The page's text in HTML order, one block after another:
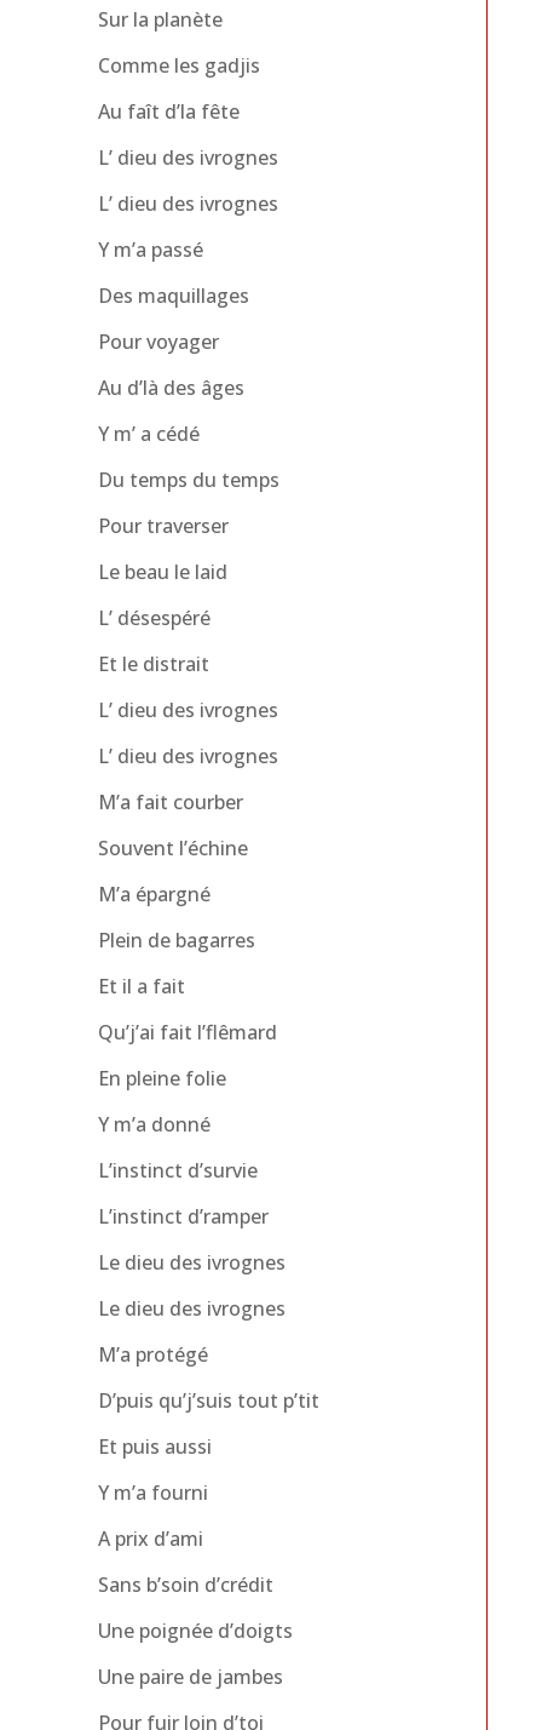
Sur la planète
Comme les gadjis
Au faît d’la fête
L’ dieu des ivrognes
L’ dieu des ivrognes
Y m’a passé
Des maquillages
Pour voyager
Au d’là des âges
Y m’ a cédé
Du temps du temps
Pour traverser
Le beau le laid
L’ désespéré
Et le distrait
L’ dieu des ivrognes
L’ dieu des ivrognes
M’a fait courber
Souvent l’échine
M’a épargné
Plein de bagarres
Et il a fait
Qu’j’ai fait l’flêmard
En pleine folie
Y m’a donné
L’instinct d’survie
L’instinct d’ramper
Le dieu des ivrognes
Le dieu des ivrognes
M’a protégé
D’puis qu’j’suis tout p’tit
Et puis aussi
Y m’a fourni
A prix d’ami
Sans b’soin d’crédit
Une poignée d’doigts
Une paire de jambes
Pour fuir loin d’toi